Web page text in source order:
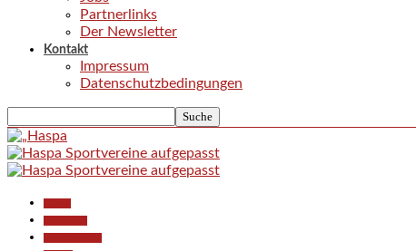
Partnerlinks
Der Newsletter
Kontakt
Impressum
Datenschutzbedingungen